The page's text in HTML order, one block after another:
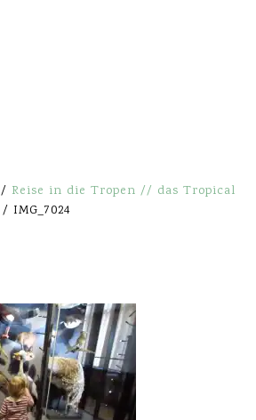
/ Reise in die Tropen // das Tropical
/ IMG_7024